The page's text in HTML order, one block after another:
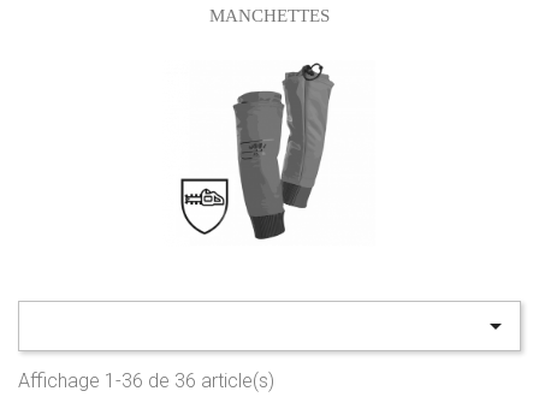
MANCHETTES

Affichage 1-36 de 36 article(s)